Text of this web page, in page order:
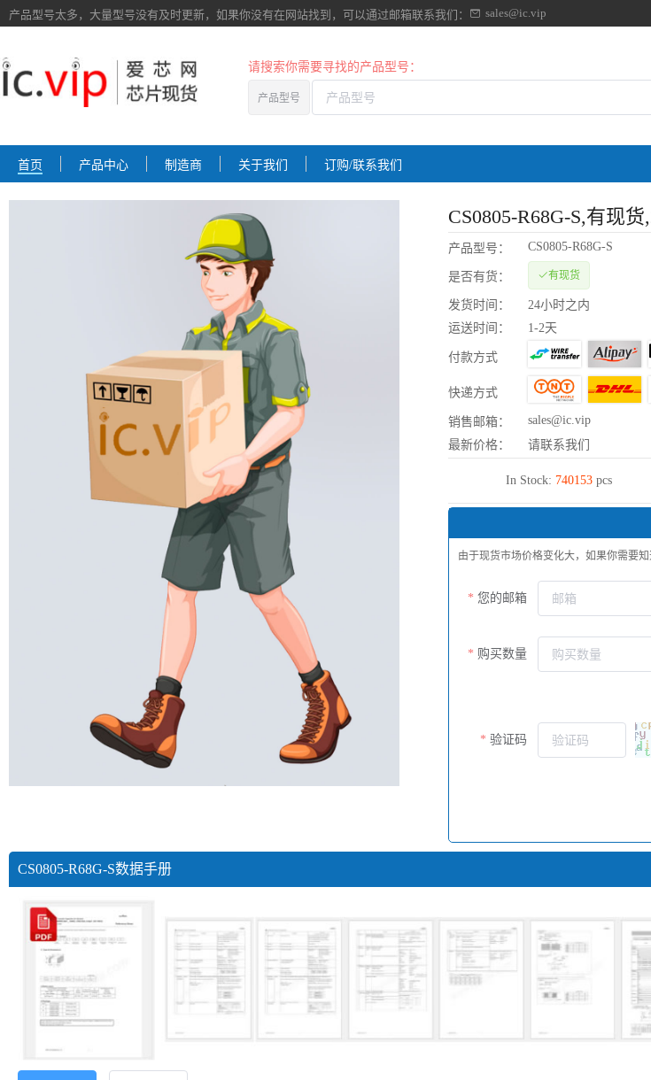
产品型号太多，大量型号没有及时更新，如果你没有在网站找到， 可以通过邮箱联系我们： sales@ic.vip
请搜索你需要寻找的产品型号：
产品型号
首页 产品中心 制造商 关于我们 订购/联系我们
CS0805-R68G-S,有现货
产品型号： CS0805-R68G-S
是否有货： 有现货
发货时间：
24小时之内
运送时间：
1-2天
付款方式
快递方式
销售邮箱：
sales@ic.vip
最新价格：
请联系我们
In Stock: 740153 pcs
由于现货市场价格变化大，如果你需要
您的邮箱
购买数量
验证码
CS0805-R68G-S数据手册